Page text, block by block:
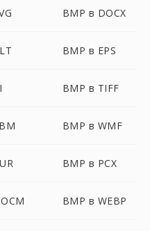
BMP в DOCX
BMP в EPS
BMP в TIFF
BMP в WMF
BMP в PCX
BMP в WEBP